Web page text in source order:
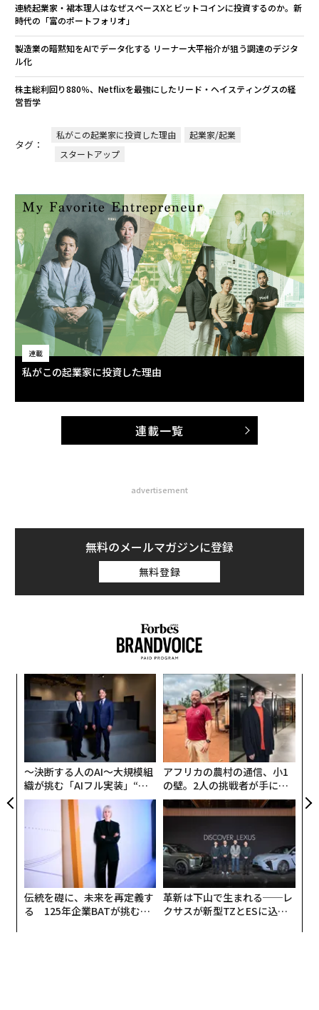
連続起業家・裙本理人はなぜスペースXとビットコインに投資するのか。新
時代の「富のポートフォリオ」
製造業の暗黙知をAIでデータ化する リーナー大平裕介が狙う調達のデジタ
ル化
株主総利回り880％、Netflixを最強にしたリード・ヘイスティングスの経
営哲学
タグ：
私がこの起業家に投資した理由
起業家/起業
スタートアップ
連載
私がこの起業家に投資した理由
連載一覧
advertisement
無料のメールマガジンに登録
無料登録
〜決断する人のAI〜大規模組
織が挑む「AIフル実装」“使
う”企業から“動く”企業へ【N
TTドコモビジネス×PwC】
アフリカの農村の通信、小1
の壁。2人の挑戦者が手にし
た「次なる武器」
伝統を礎に、未来を再定義す
る 125年企業BATが挑むス
革新は下山で生まれる──レ
クサスが新型TZとESに込め